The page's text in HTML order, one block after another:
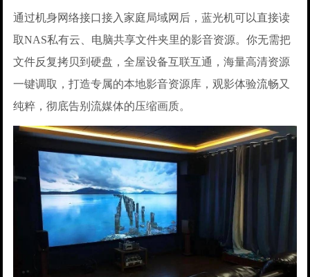
通过机身网络接口接入家庭局域网后，蓝光机可以直接读
取NAS私有云、电脑共享文件夹里的影音资源。你无需把
文件反复拷贝到硬盘，全屋设备互联互通，海量高清资源
一键调取，打造专属的本地影音资源库，观影体验流畅又
纯粹，彻底告别流媒体的压缩画质。